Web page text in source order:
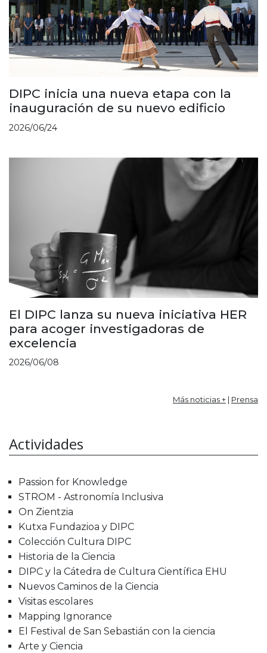
DIPC inicia una nueva etapa con la
inauguración de su nuevo edificio
2026/06/24
El DIPC lanza su nueva iniciativa HER
para acoger investigadoras de
excelencia
2026/06/08
Más noticias + | Prensa
Actividades
Passion for Knowledge
STROM - Astronomía Inclusiva
On Zientzia
Kutxa Fundazioa y DIPC
Colección Cultura DIPC
Historia de la Ciencia
DIPC y la Cátedra de Cultura Científica EHU
Nuevos Caminos de la Ciencia
Visitas escolares
Mapping Ignorance
El Festival de San Sebastián con la ciencia
Arte y Ciencia